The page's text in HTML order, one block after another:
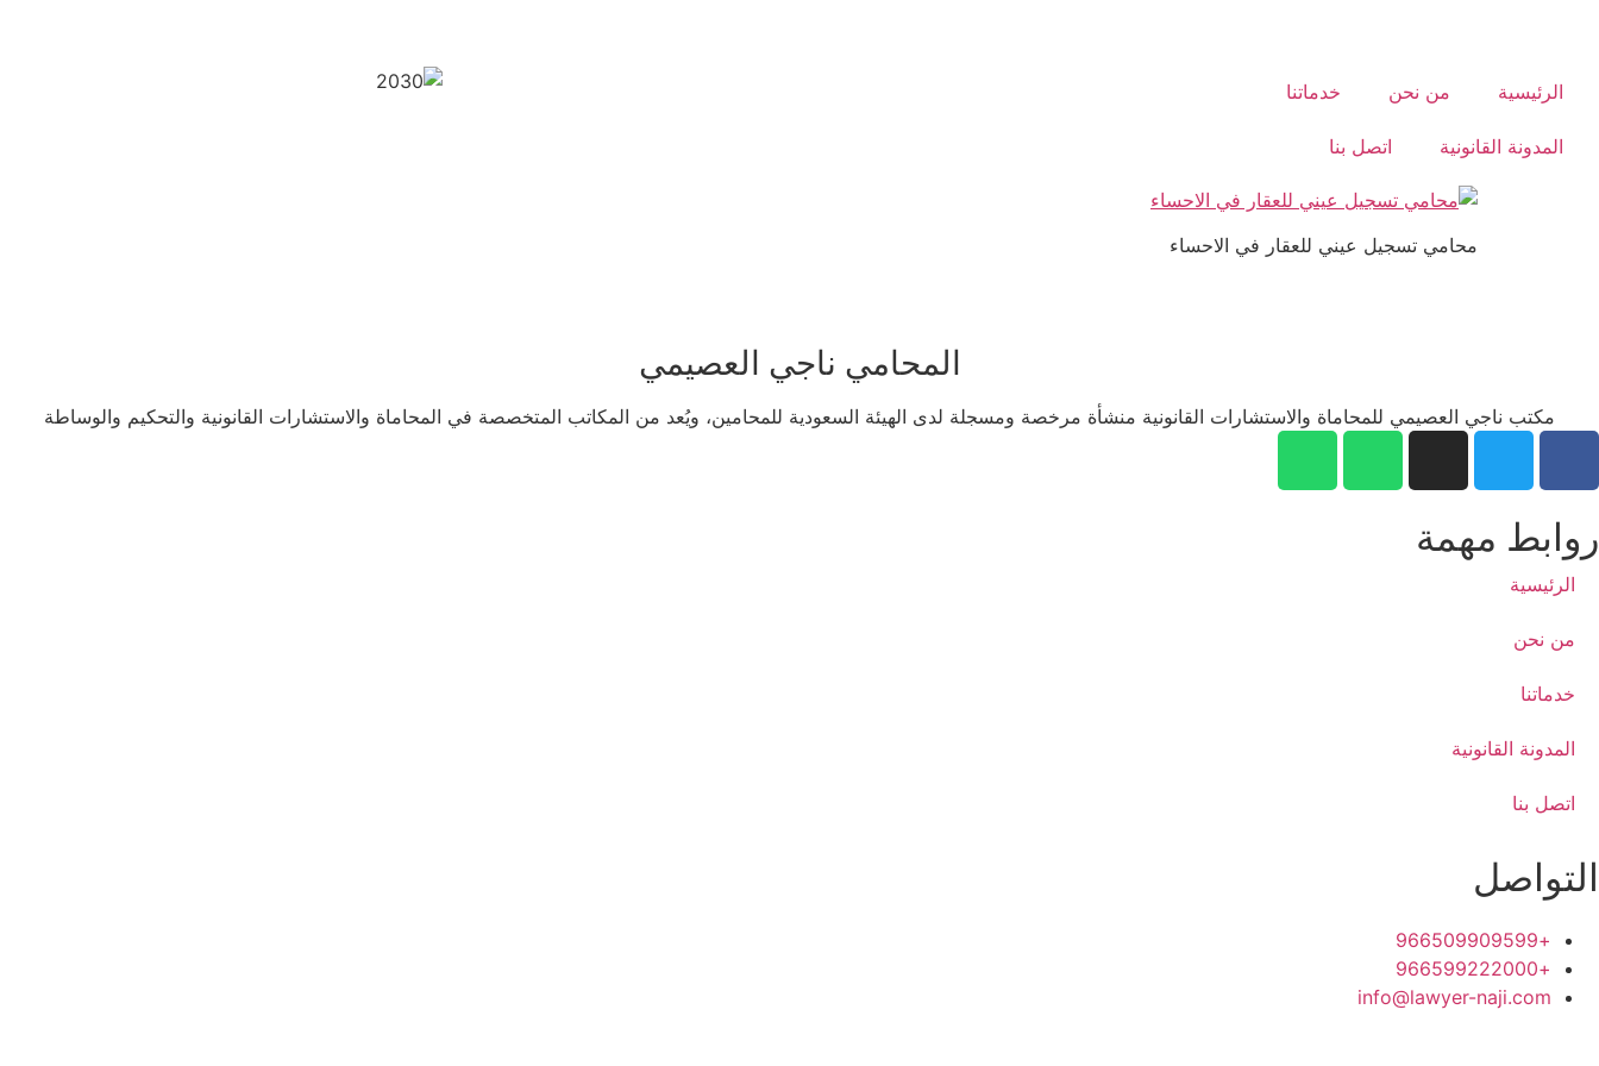
الرئيسية من نحن خدماتنا
المدونة القانونية اتصل بنا
محامي تسجيل عيني للعقار في الاحساء
المحامي ناجي العصيمي
مكتب ناجي العصيمي للمحاماة والاستشارات القانونية منشأة مرخصة ومسجلة لدى الهيئة السعودية للمحامين، ويُعد من المكاتب المتخصصة في المحاماة والاستشارات القانونية والتحكيم والوساطة
روابط مهمة
الرئيسية
من نحن
خدماتنا
المدونة القانونية
اتصل بنا
التواصل
+966509909599
+966599222000
info@lawyer-naji.com